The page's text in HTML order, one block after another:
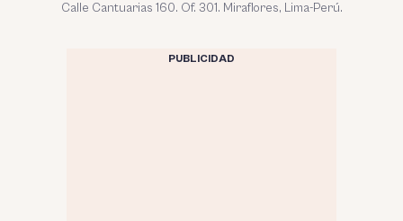
Calle Cantuarias 160. Of. 301. Miraflores, Lima-Perú.
PUBLICIDAD